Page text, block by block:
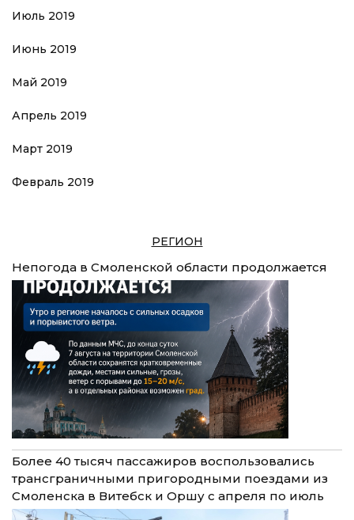
Июль 2019
Июнь 2019
Май 2019
Апрель 2019
Март 2019
Февраль 2019
РЕГИОН
Непогода в Смоленской области продолжается
Более 40 тысяч пассажиров воспользовались
трансграничными пригородными поездами из
Смоленска в Витебск и Оршу с апреля по июль